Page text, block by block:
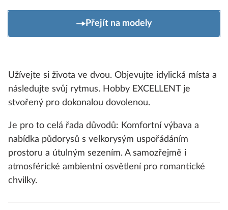
Přejít na modely
Užívejte si života ve dvou. Objevujte idylická místa a
následujte svůj rytmus. Hobby EXCELLENT je
stvořený pro dokonalou dovolenou.
Je pro to celá řada důvodů: Komfortní výbava a
nabídka půdorysů s velkorysým uspořádáním
prostoru a útulným sezením. A samozřejmě i
atmosférické ambientní osvětlení pro romantické
chvilky.